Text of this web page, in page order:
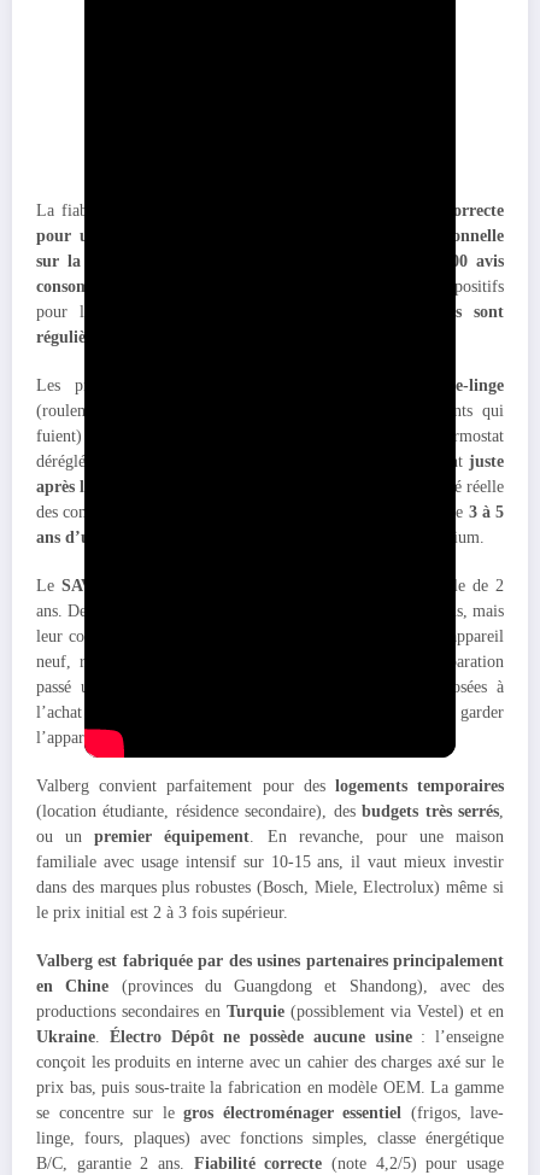
La fiabilité de Valberg reflète son positionnement prix :
correcte
pour un usage domestique standard, mais pas exceptionnelle
sur la durée
4,2/5 sur 82 000 avis
consommateurs
, la marque obtient des retours globalement positifs
pour le rapport qualité-prix, mais des
pannes précoces sont
régulièrement signalées
Les problèmes les plus fréquents concernent les
lave-linge
(roulements qui lâchent, carte électronique en panne, joints qui
fuient) et les
(compresseur défaillant, thermostat
déréglé, ventilateur bruyant). Ces pannes surviennent souvent juste
après la garantie 2 ans
, ce qui pose question sur la durabilité réelle
des composants utilisés. Un appareil Valberg dure en moyenne 3 à 5
ans d’usage normal
, contre 8-12 ans pour une marque premium.
LeSAV est géré par Électro Dépôt
avec la garantie légale de 2
ans. Des pièces détachées sont disponibles pour les réparations, mais
leur coût peut rapidement atteindre 30-50 % du prix d’un appareil
neuf, rendant le remplacement plus intéressant que la réparation
passé un certain point. Les
proposées à
l’achat (3 ou 5 ans) peuvent être pertinentes si vous comptez garder
l’appareil longtemps.
Valberg convient parfaitement pour des logements temporaires
(location étudiante, résidence secondaire), desbudgets très serrés,
ou unpremier équipement. En revanche, pour une maison
familiale avec usage intensif sur 10-15 ans, il vaut mieux investir
dans des marques plus robustes (Bosch, Miele, Electrolux) même si
le prix initial est 2 à 3 fois supérieur.
Valberg est fabriquée par des usines partenaires principalement
en Chine (provinces du Guangdong et Shandong), avec des
productions secondaires en Turquie (possiblement via Vestel) et en
Ukraine. Électro Dépôt ne possède aucune usine: l’enseigne
conçoit les produits en interne avec un cahier des charges axé sur le
prix bas, puis sous-traite la fabrication en modèle OEM. La gamme
se concentre sur le gros électroménager essentiel (frigos, lave-
linge, fours, plaques) avec fonctions simples, classe énergétique
B/C, garantie 2 ans. Fiabilité correcte (note 4,2/5) pour usage